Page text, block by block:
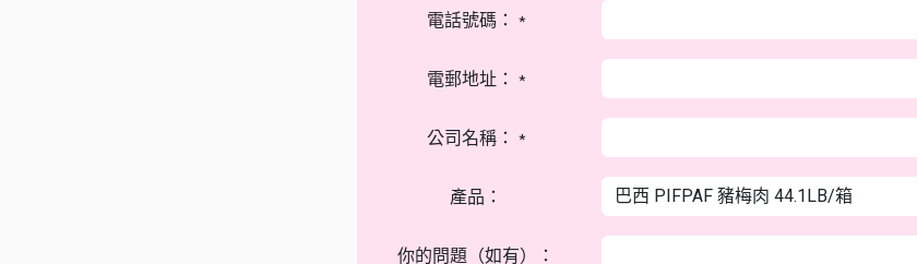
電話號碼： *
電郵地址： *
公司名稱： *
產品：
你的問題（如有）：